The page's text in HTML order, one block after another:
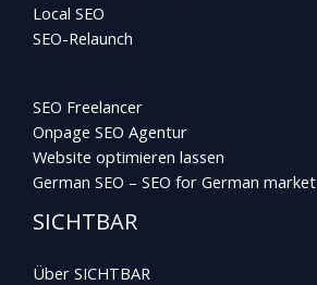
Local SEO
SEO-Relaunch
SEO Freelancer
Onpage SEO Agentur
Website optimieren lassen
German SEO – SEO for German market
SICHTBAR
Über SICHTBAR